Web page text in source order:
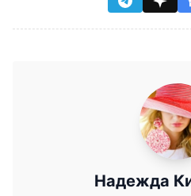
Надежда